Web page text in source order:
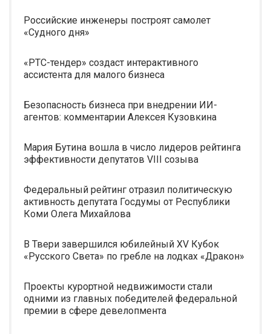
Российские инженеры построят самолет
«Судного дня»
«РТС-тендер» создаст интерактивного
ассистента для малого бизнеса
Безопасность бизнеса при внедрении ИИ-
агентов: комментарии Алексея Кузовкина
Мария Бутина вошла в число лидеров рейтинга
эффективности депутатов VIII созыва
Федеральный рейтинг отразил политическую
активность депутата Госдумы от Республики
Коми Олега Михайлова
В Твери завершился юбилейный XV Кубок
«Русского Света» по гребле на лодках «Дракон»
Проекты курортной недвижимости стали
одними из главных победителей федеральной
премии в сфере девелопмента